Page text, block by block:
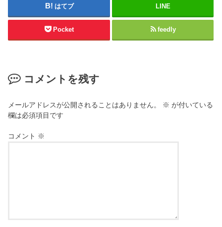
はてブ LINE
Pocket feedly
コメントを残す
メールアドレスが公開されることはありません。 ※ が付いている
欄は必須項目です
コメント ※